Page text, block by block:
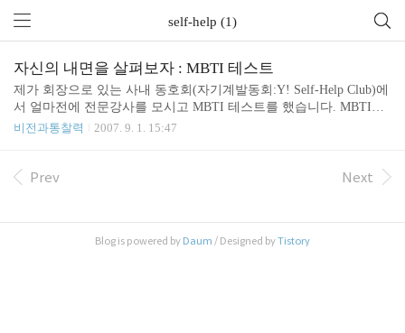
self-help (1)
자신의 내면을 살펴보자 : MBTI 테스트
제가 회장으로 있는 사내 동호회(자기계발동회:Y! Self-Help Club)에
서 얼마전에 전문강사를 모시고 MBTI 테스트를 했습니다. MBTI는
Myers-Briggs Type Indicator의 머리글자만 딴 것으로 70여년 동안 계
I. ESFJ 의 기능적 특성 # 사교가 봉사자 친선도모자 협조자 동정심
들의 지지를 받으면 일에 열중하고 다른 사람..
비전과통찰력 2007. 9. 1. 15:47
Prev Next
Blog is powered by Daum / Designed byTistory